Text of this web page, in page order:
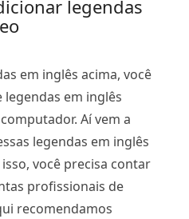
legendas
em inglês acima, você
em inglês
Aí vem a
legendas em inglês
você precisa contar
profissionais de
recomendamos